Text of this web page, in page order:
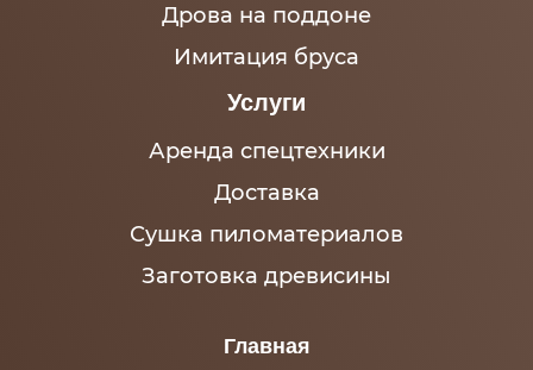
Услуги
Аренда спецтехники
Доставка
Сушка пиломатериалов
Заготовка древисины
Дрова на поддоне
Имитация бруса
Главная